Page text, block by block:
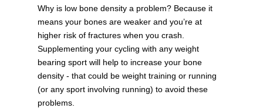
Why is low bone density a problem? Because it
means your bones are weaker and you’re at
higher risk of fractures when you crash.
Supplementing your cycling with any weight
bearing sport will help to increase your bone
density - that could be weight training or running
(or any sport involving running) to avoid these
problems.